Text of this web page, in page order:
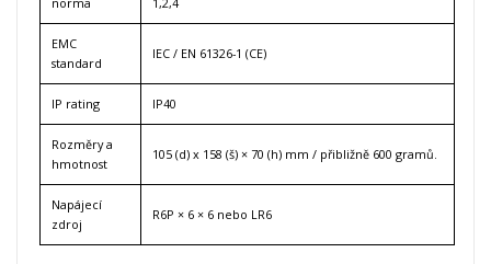
EMC
standard
IEC / EN 61326-1 (CE)
IP rating IP40
Rozměry a
hmotnost
105 (d) x 158 (š) × 70 (h) mm / přibližně 600 gramů.
Napájecí
zdroj
R6P × 6 × 6 nebo LR6